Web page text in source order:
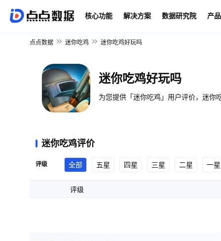
核心功能 解决方案 数据研究院 产
点点数据 迷你吃鸡 迷你吃鸡好玩吗
迷你吃鸡好玩吗
为您提供「迷你吃鸡」用户评价，迷你
迷你吃鸡评价
评级 全部 五星 四星 三星 二星 一星
评级